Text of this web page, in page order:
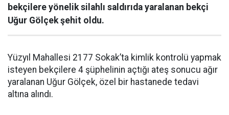
bekçilere yönelik silahlı saldırıda yaralanan bekçi
Uğur Gölçek şehit oldu.
Yüzyıl Mahallesi 2177 Sokak’ta kimlik kontrolü yapmak
isteyen bekçilere 4 şüphelinin açtığı ateş sonucu ağır
yaralanan Uğur Gölçek, özel bir hastanede tedavi
altına alındı.